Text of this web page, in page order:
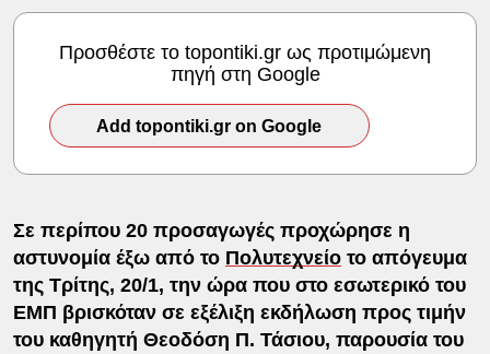
Προσθέστε το topontiki.gr ως προτιμώμενη
πηγή στη Google
Add topontiki.gr on Google
Σε περίπου 20 προσαγωγές προχώρησε η
αστυνομία έξω από το Πολυτεχνείοτο απόγευμα
της Τρίτης, 20/1, την ώρα που στο εσωτερικό του
ΕΜΠ βρισκόταν σε εξέλιξη εκδήλωση προς τιμήν
του καθηγητή Θεοδόση Π. Τάσιου, παρουσία του